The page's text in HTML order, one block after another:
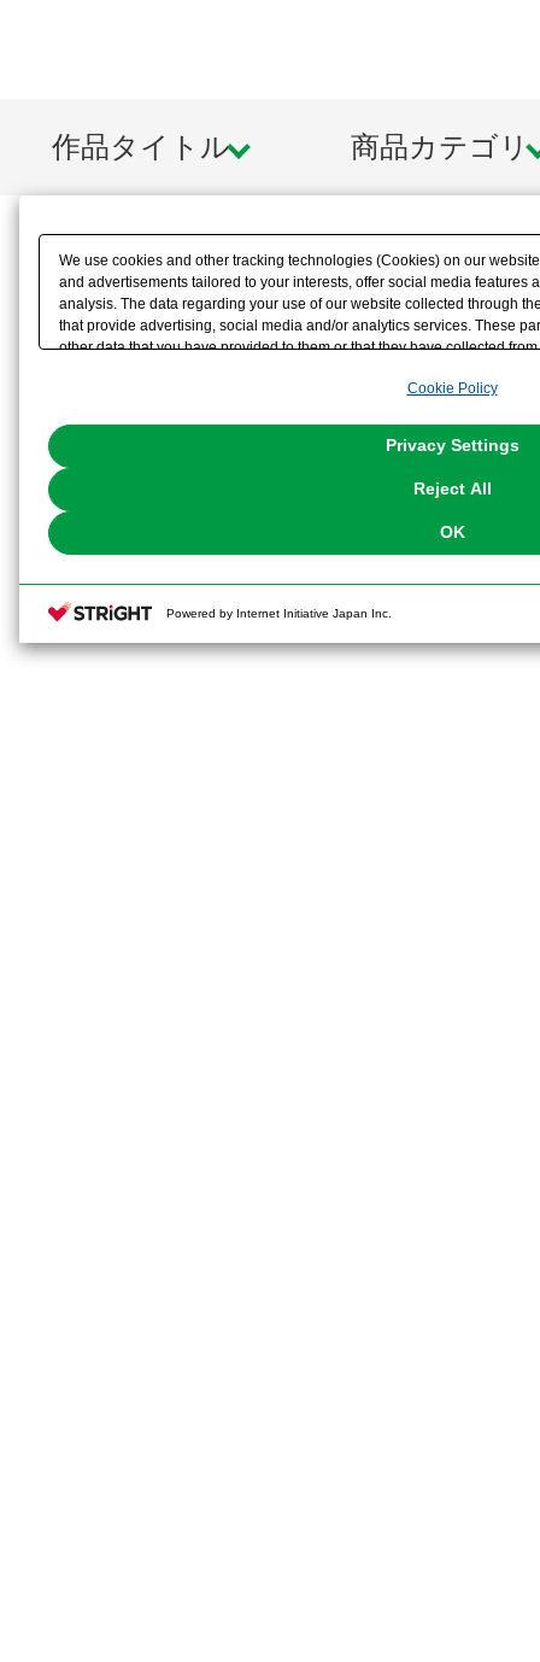
作品タイトル 商品カテゴリ
We use cookies and other tracking technologies (Cookies) on our
and advertisements tailored to your interests, offer social media features
analysis. The data regarding your use of our website collected through
that provide advertising, social media and/or analytics services. These
other data that you have provided to them or that they have collected
the use of all Cookies except for Strictly Necessary Cookies, please
You can change your consent or rejection settings at any time via
Cookie Policy
Privacy Settings
Reject All
OK
Powered by Internet Initiative Japan Inc.